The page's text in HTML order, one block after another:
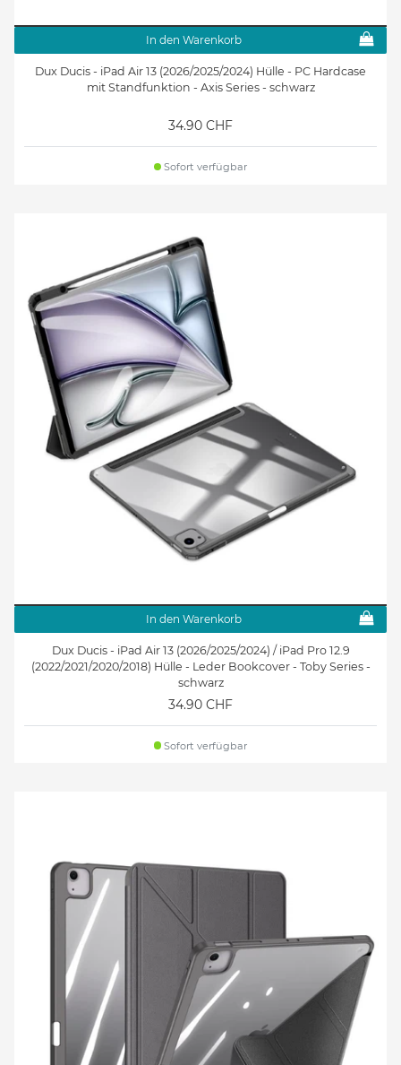
In den Warenkorb
Dux Ducis - iPad Air 13 (2026/2025/2024) Hülle - PC Hardcase
mit Standfunktion - Axis Series - schwarz
34.90 CHF
Sofort verfügbar
In den Warenkorb
Dux Ducis - iPad Air 13 (2026/2025/2024) / iPad Pro 12.9
(2022/2021/2020/2018) Hülle - Leder Bookcover - Toby Series -
schwarz
34.90 CHF
Sofort verfügbar